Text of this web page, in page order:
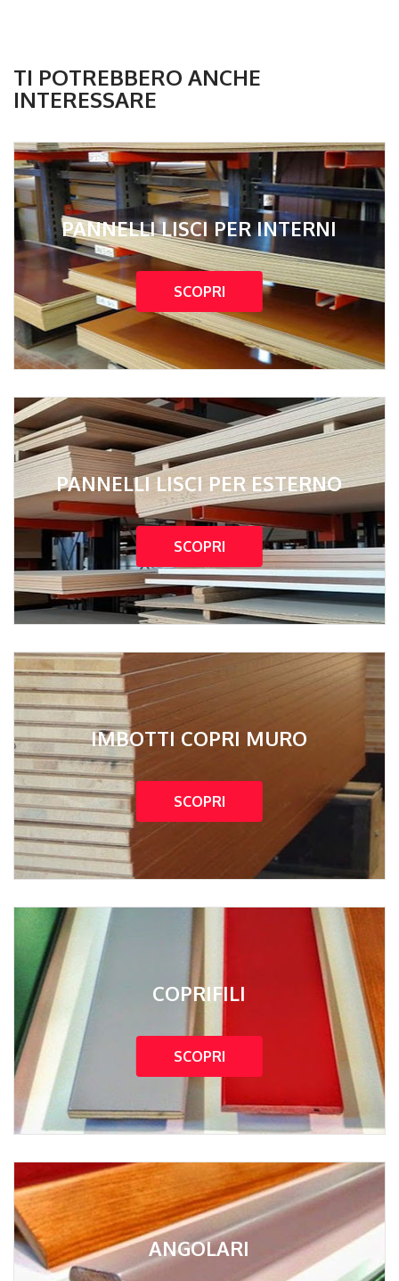
TI POTREBBERO ANCHE
INTERESSARE
PANNELLI LISCI PER INTERNI
SCOPRI
PANNELLI LISCI PER ESTERNO
SCOPRI
IMBOTTI COPRI MURO
SCOPRI
COPRIFILI
SCOPRI
ANGOLARI